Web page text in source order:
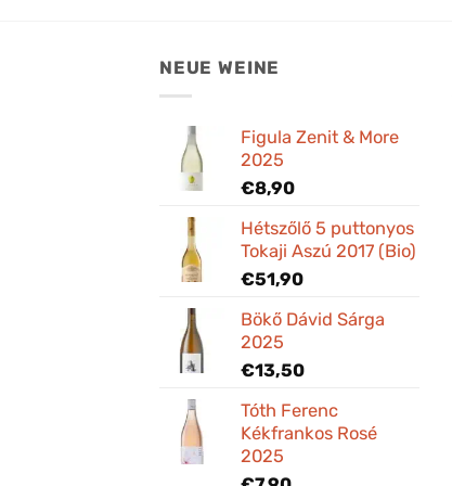
NEUE WEINE
Figula Zenit & More
2025
€8,90
Hétszőlő 5 puttonyos
Tokaji Aszú 2017 (Bio)
€51,90
Bökő Dávid Sárga
2025
€13,50
Tóth Ferenc
Kékfrankos Rosé
2025